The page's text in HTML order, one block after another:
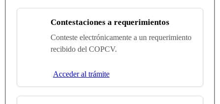
Contestaciones a requerimientos
Conteste electrónicamente a un requerimiento
recibido del COPCV.
Acceder al trámite